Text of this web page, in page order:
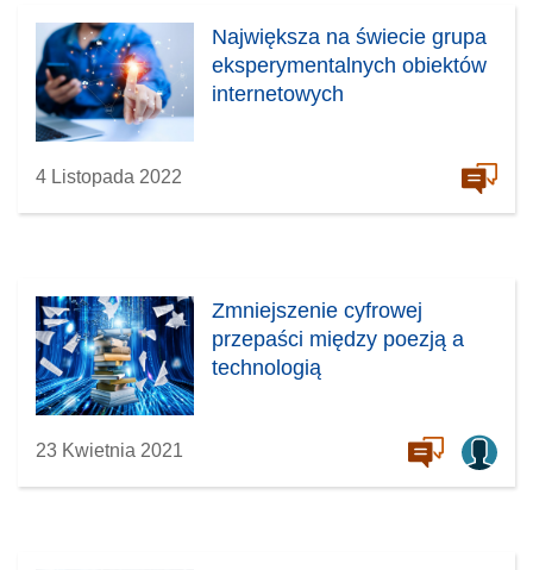
Największa na świecie grupa
eksperymentalnych obiektów
internetowych
4 Listopada 2022
Zmniejszenie cyfrowej
przepaści między poezją a
technologią
23 Kwietnia 2021